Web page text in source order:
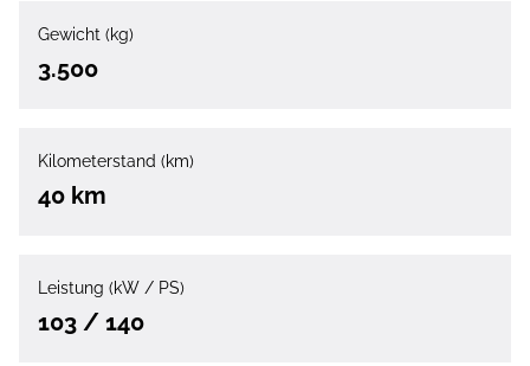
Gewicht (kg)
3.500
Kilometerstand (km)
40 km
Leistung (kW / PS)
103 / 140